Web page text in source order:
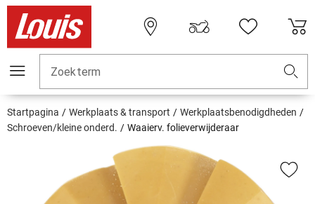
Zoekterm
Startpagina Werkplaats & transport
Werkplaatsbenodigdheden
Schroeven/kleine onderd.
Waaierv. folieverwijderaar